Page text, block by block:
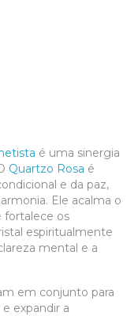
é uma sinergia
Quartzo Rosa é
e da paz,
Ele acalma o
fortalece os
espiritualmente
mental e a
em conjunto para
expandir a